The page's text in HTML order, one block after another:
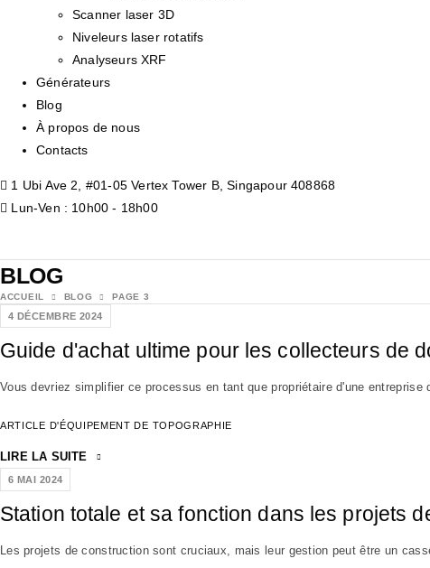
Scanner laser 3D
Niveleurs laser rotatifs
Analyseurs XRF
Générateurs
Blog
À propos de nous
Contacts
1 Ubi Ave 2, #01-05 Vertex Tower B, Singapour 408868
Lun-Ven : 10h00 - 18h00
BLOG
ACCUEIL BLOG PAGE 3
4 DÉCEMBRE 2024
Guide d'achat ultime pour les collecteurs de
Vous devriez simplifier ce processus en tant que propriétaire d'une
ARTICLE D'ÉQUIPEMENT DE TOPOGRAPHIE
LIRE LA SUITE
6 MAI 2024
Station totale et sa fonction dans les projets
Les projets de construction sont cruciaux, mais leur gestion peut être un